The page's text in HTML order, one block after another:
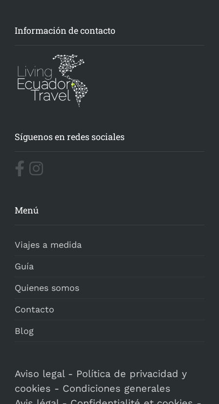
Información de contacto
Síguenos en redes sociales
Menú
Viajes a medida
Guía
Quienes somos
Contacto
Blog
Aviso legal- Política de privacidad y
cookies - Condiciones generales